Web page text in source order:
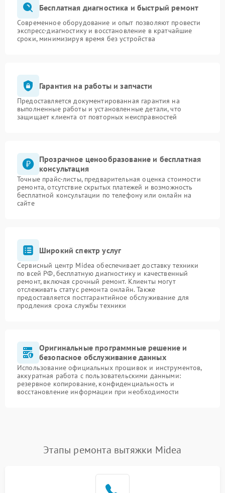
Бесплатная диагностика и быстрый ремонт
Современное оборудование и опыт позволяют провести
экспресс-диагностику и восстановление в кратчайшие
сроки, минимизируя время без устройства
Гарантия на работы и запчасти
Предоставляется документированная гарантия на
выполненные работы и установленные детали, что
защищает клиента от повторных неисправностей
Прозрачное ценообразование и бесплатная
консультация
Точные прайс-листы, предварительная оценка стоимости
ремонта, отсутствие скрытых платежей и возможность
бесплатной консультации по телефону или онлайн на
сайте
Широкий спектр услуг
Сервисный центр Midea обеспечивает доставку техники
по всей РФ, бесплатную диагностику и качественный
ремонт, включая срочный ремонт. Клиенты могут
отслеживать статус ремонта онлайн. Также
предоставляется постгарантийное обслуживание для
продления срока службы техники
Оригинальные программные решение и
безопасное обслуживание данных
Использование официальных прошивок и инструментов,
аккуратная работа с пользовательскими данными:
резервное копирование, конфиденциальность и
восстановление информации при необходимости
Этапы ремонта вытяжки Midea